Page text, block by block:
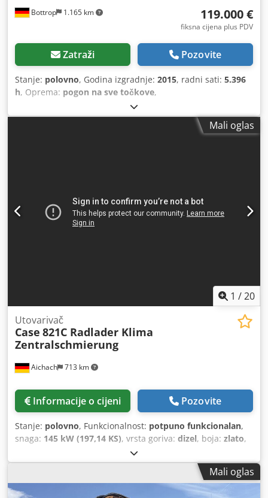
Bottrop 1.165 km 119.000 €
fiksna cijena plus PDV
Zatraži Pozovite
Stanje: polovno, Godina izgradnje: 2015, radni sati: 5.396
h, Oprema: pogon na sve točkove,
Mali oglas
1 /20
Aichach 713 km
Utovarivač
Case 821C Radlader Klima
Zentralschmierung
Informacije o cijeni Pozovite
Stanje: polovno, Funkcionalnost: potpuno funkcionalan,
snaga: 145 kW (197,14 KS), vrsta goriva: dizel, boja: zlato,
, Godina izgradnje:
sati:8.000 h, Oprema:centralizirani sustav za
Mali oglas